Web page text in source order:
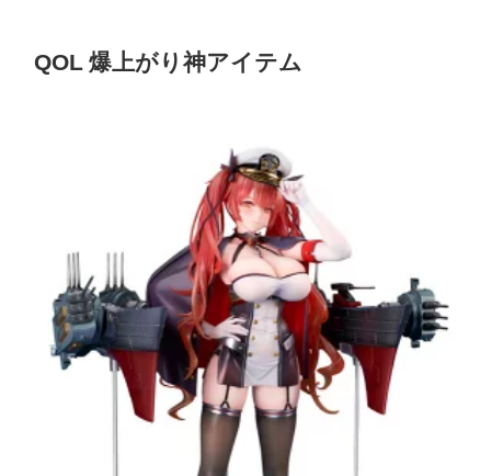
QOL 爆上がり神アイテム